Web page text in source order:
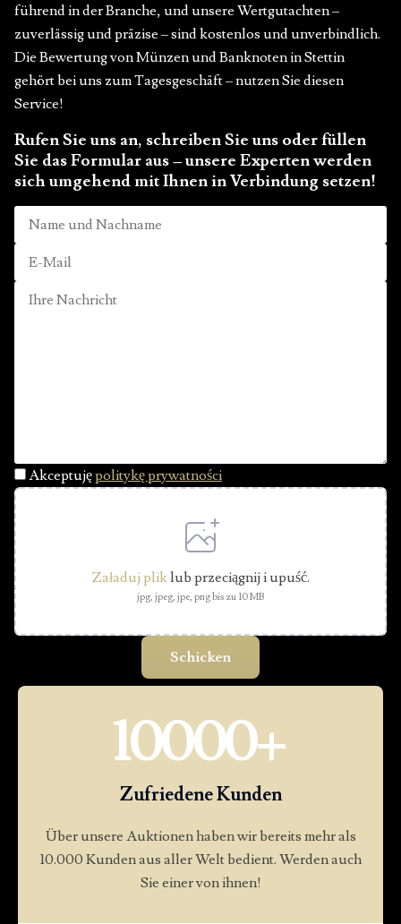
führend in der Branche, und unsere Wertgutachten –
zuverlässig und präzise – sind kostenlos und unverbindlich.
Die Bewertung von Münzen und Banknoten in Stettin
gehört bei uns zum Tagesgeschäft – nutzen Sie diesen
Service!
Rufen Sie uns an, schreiben Sie uns oder füllen
Sie das Formular aus – unsere Experten werden
sich umgehend mit Ihnen in Verbindung setzen!
Akceptujępolitykę prywatności
Załaduj pliklub przeciągnij i upuść.
jpg, jpeg, jpe, png bis zu 10 MB
10000+
Zufriedene Kunden
Über unsere Auktionen haben wir bereits mehr als
10.000 Kunden aus aller Welt bedient. Werden auch
Sie einer von ihnen!